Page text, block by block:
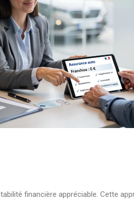
financière appréciable. Cette